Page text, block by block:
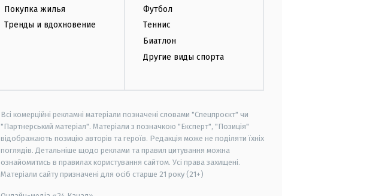
Покупка жилья
Тренды и вдохновение
Футбол
Теннис
Биатлон
Другие виды спорта
Всі комерційні рекламні матеріали позначені словами "Спецпроєкт" чи
"Партнерський матеріал". Матеріали з позначкою "Експерт", "Позиція"
відображають позицію авторів та героїв. Редакція може не поділяти їхніх
поглядів. Детальніше щодо реклами та правил цитування можна
ознайомитись в правилах користування сайтом. Усі права захищені.
Матеріали сайту призначені для осіб старше 21 року (21+)